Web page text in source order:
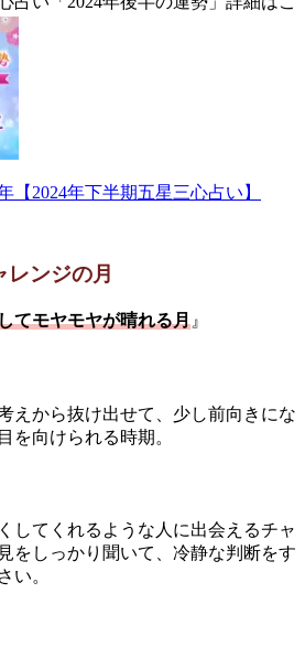
【2024年下半期五星三心占い】
ンジの月
てモヤモヤが晴れる月 』
えから抜け出せて、少し前向きにな
を向けられる時期。
してくれるような人に出会えるチャ
をしっかり聞いて、冷静な判断をす
い。